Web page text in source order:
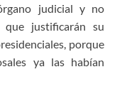
judicial y no
que justificarán su
porque
ya las habían